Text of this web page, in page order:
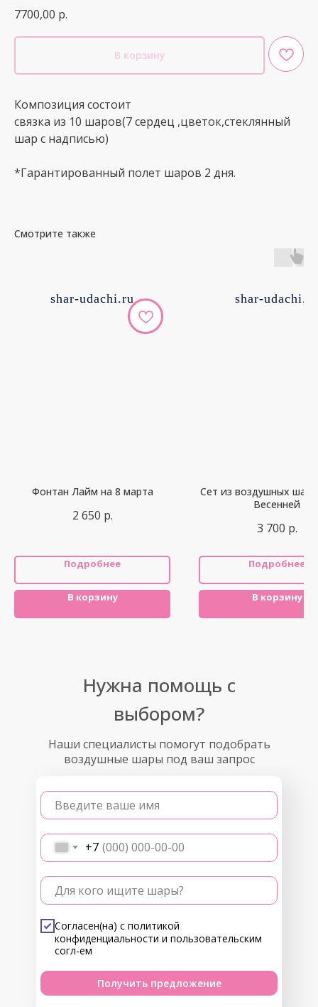
7700,00 р.
В корзину
Композиция состоит
связка из 10 шаров(7 сердец ,цветок,стеклянный
шар с надписью)
*Гарантированный полет шаров 2 дня.
Смотрите также
shar-udachi.ru
Фонтан Лайм на 8 марта
2 650 р.
Подробнее
В корзину
shar-udachi.ru
Сет из воздушных
Весенней
3 700 р.
Подробнее
В корзину
Наши специалисты помогут подобрать
воздушные шары под ваш запрос
Введите ваше имя
+7
Для кого ищите шары?
Согласен(на) с политикой
конфиденциальности и пользовательским
согл-ем
Получить предложение
Нужна помощь с
выбором?